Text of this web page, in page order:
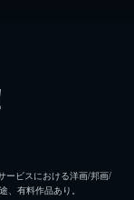
ービスにおける洋画/邦画/
有料作品あり。